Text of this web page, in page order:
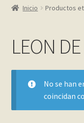
Blog
Carrito
Inicio Productos
LEON
No se han
coincidan